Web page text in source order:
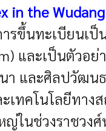
in the
ขึ้นทะเบียนเป็
และเป็นตัวอ
และศิลปวัฒน
คโนโลยีทาง
นช่วงราชวง